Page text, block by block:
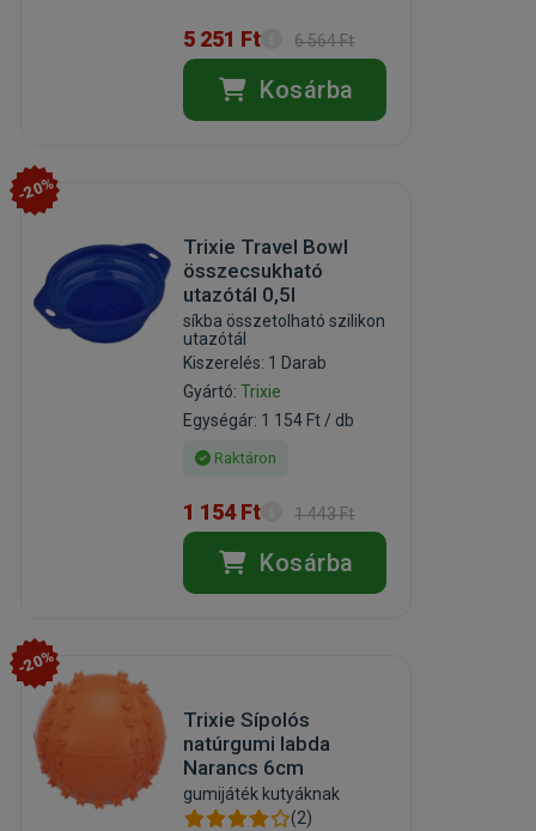
5 251 Ft 6 564 Ft
Kosárba
-20%
Trixie Travel Bowl
összecsukható
utazótál 0,5l
síkba összetolható szilikon
utazótál
Kiszerelés: 1 Darab
Gyártó:Trixie
Egységár: 1 154 Ft / db
Raktáron
1 154 Ft 1 443 Ft
Kosárba
-20%
Trixie Sípolós
natúrgumi labda
Narancs 6cm
gumijáték kutyáknak
(2)